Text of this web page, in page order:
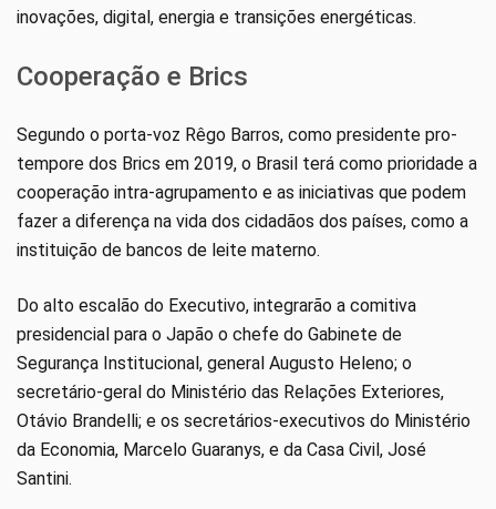
inovações, digital, energia e transições energéticas.
Cooperação e Brics
Segundo o porta-voz Rêgo Barros, como presidente pro-
tempore dos Brics em 2019, o Brasil terá como prioridade a
cooperação intra-agrupamento e as iniciativas que podem
fazer a diferença na vida dos cidadãos dos países, como a
instituição de bancos de leite materno.
Do alto escalão do Executivo, integrarão a comitiva
presidencial para o Japão o chefe do Gabinete de
Segurança Institucional, general Augusto Heleno; o
secretário-geral do Ministério das Relações Exteriores,
Otávio Brandelli; e os secretários-executivos do Ministério
da Economia, Marcelo Guaranys, e da Casa Civil, José
Santini.